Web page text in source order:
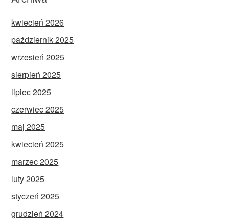
kwiecień 2026
październik 2025
wrzesień 2025
sierpień 2025
lipiec 2025
czerwiec 2025
maj 2025
kwiecień 2025
marzec 2025
luty 2025
styczeń 2025
grudzień 2024